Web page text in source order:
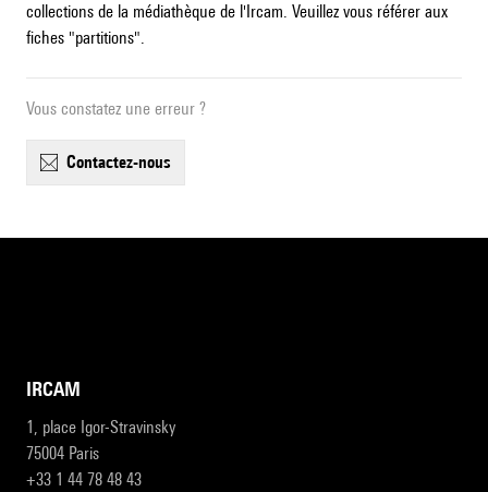
collections de la médiathèque de l'Ircam. Veuillez vous référer aux
fiches "partitions".
Vous constatez une erreur ?
contactez-nous
IRCAM
1, place Igor-Stravinsky
75004 Paris
+33 1 44 78 48 43